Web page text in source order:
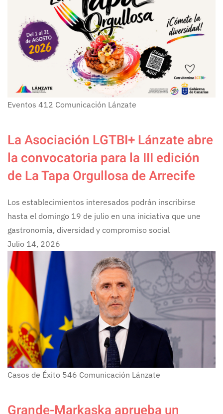
Eventos 412 Comunicación Lánzate
La Asociación LGTBI+ Lánzate abre
la convocatoria para la III edición
de La Tapa Orgullosa de Arrecife
Los establecimientos interesados podrán inscribirse
hasta el domingo 19 de julio en una iniciativa que une
gastronomía, diversidad y compromiso social
Julio 14, 2026
Casos de Éxito 546 Comunicación Lánzate